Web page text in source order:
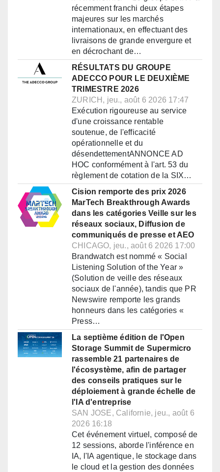
récemment franchi deux étapes
majeures sur les marchés
internationaux, en effectuant des
livraisons de grande envergure et
en décrochant de…
RÉSULTATS DU GROUPE
ADECCO POUR LE DEUXIÈME
TRIMESTRE 2026
ZURICH, jeu., août 6 2026 17:47
Exécution rigoureuse au service
d'une croissance rentable
soutenue, de l'efficacité
opérationnelle et du
désendettementANNONCE AD
HOC conformément à l'art. 53 du
règlement de cotation de la SIX…
Cision remporte des prix 2026
MarTech Breakthrough Awards
dans les catégories Veille sur les
réseaux sociaux, Diffusion de
communiqués de presse et AEO
CHICAGO, jeu., août 6 2026 17:00
Brandwatch est nommé « Social
Listening Solution of the Year »
(Solution de veille des réseaux
sociaux de l'année), tandis que PR
Newswire remporte les grands
honneurs dans les catégories «
Press…
La septième édition de l'Open
Storage Summit de Supermicro
rassemble 21 partenaires de
l'écosystème, afin de partager
des conseils pratiques sur le
déploiement à grande échelle de
l'IA d'entreprise
SAN JOSE, Californie, jeu., août 6
2026 16:18
Cet événement virtuel, composé de
12 sessions, aborde l'inférence en
IA, l'IA agentique, le stockage dans
le cloud et la gestion des données